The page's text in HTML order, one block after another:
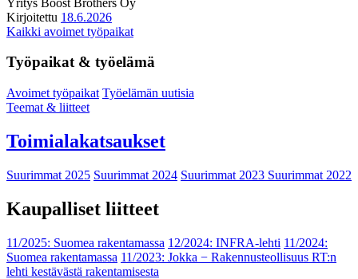
Kirjoitettu 18.6.2026
Kaikki avoimet työpaikat
Työpaikat & työelämä
Avoimet työpaikat Työelämän uutisia
Teemat & liitteet
Toimialakatsaukset
Suurimmat 2025 Suurimmat 2024 Suurimmat 2023 Suurimmat 2022
Kaupalliset liitteet
11/2025: Suomea rakentamassa 12/2024: INFRA-lehti 11/2024:
Suomea rakentamassa 11/2023: Jokka − Rakennusteollisuus RT:n
lehti kestävästä rakentamisesta